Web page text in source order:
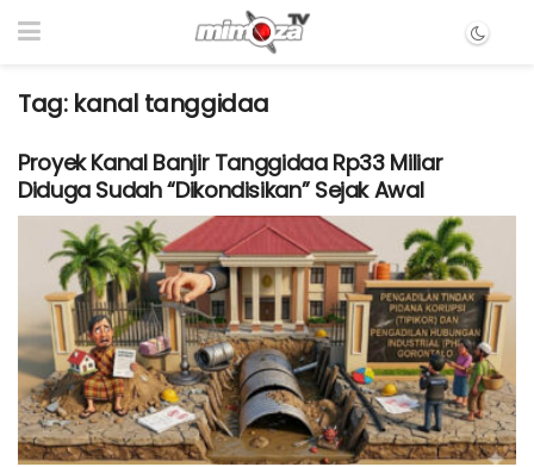
Tag: kanal tanggidaa
Proyek Kanal Banjir Tanggidaa Rp33 Miliar
Diduga Sudah “Dikondisikan” Sejak Awal